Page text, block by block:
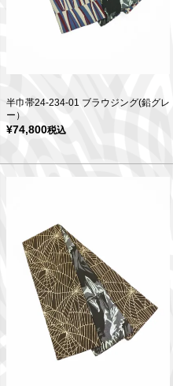
半巾帯24-234-01 ブラウジング(鉛グレ
ー）
¥74,800税込